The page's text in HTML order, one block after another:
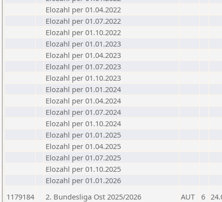
Elozahl per 01.04.2022
Elozahl per 01.07.2022
Elozahl per 01.10.2022
Elozahl per 01.01.2023
Elozahl per 01.04.2023
Elozahl per 01.07.2023
Elozahl per 01.10.2023
Elozahl per 01.01.2024
Elozahl per 01.04.2024
Elozahl per 01.07.2024
Elozahl per 01.10.2024
Elozahl per 01.01.2025
Elozahl per 01.04.2025
Elozahl per 01.07.2025
Elozahl per 01.10.2025
Elozahl per 01.01.2026
1179184
2. Bundesliga Ost 2025/2026 AUT 6